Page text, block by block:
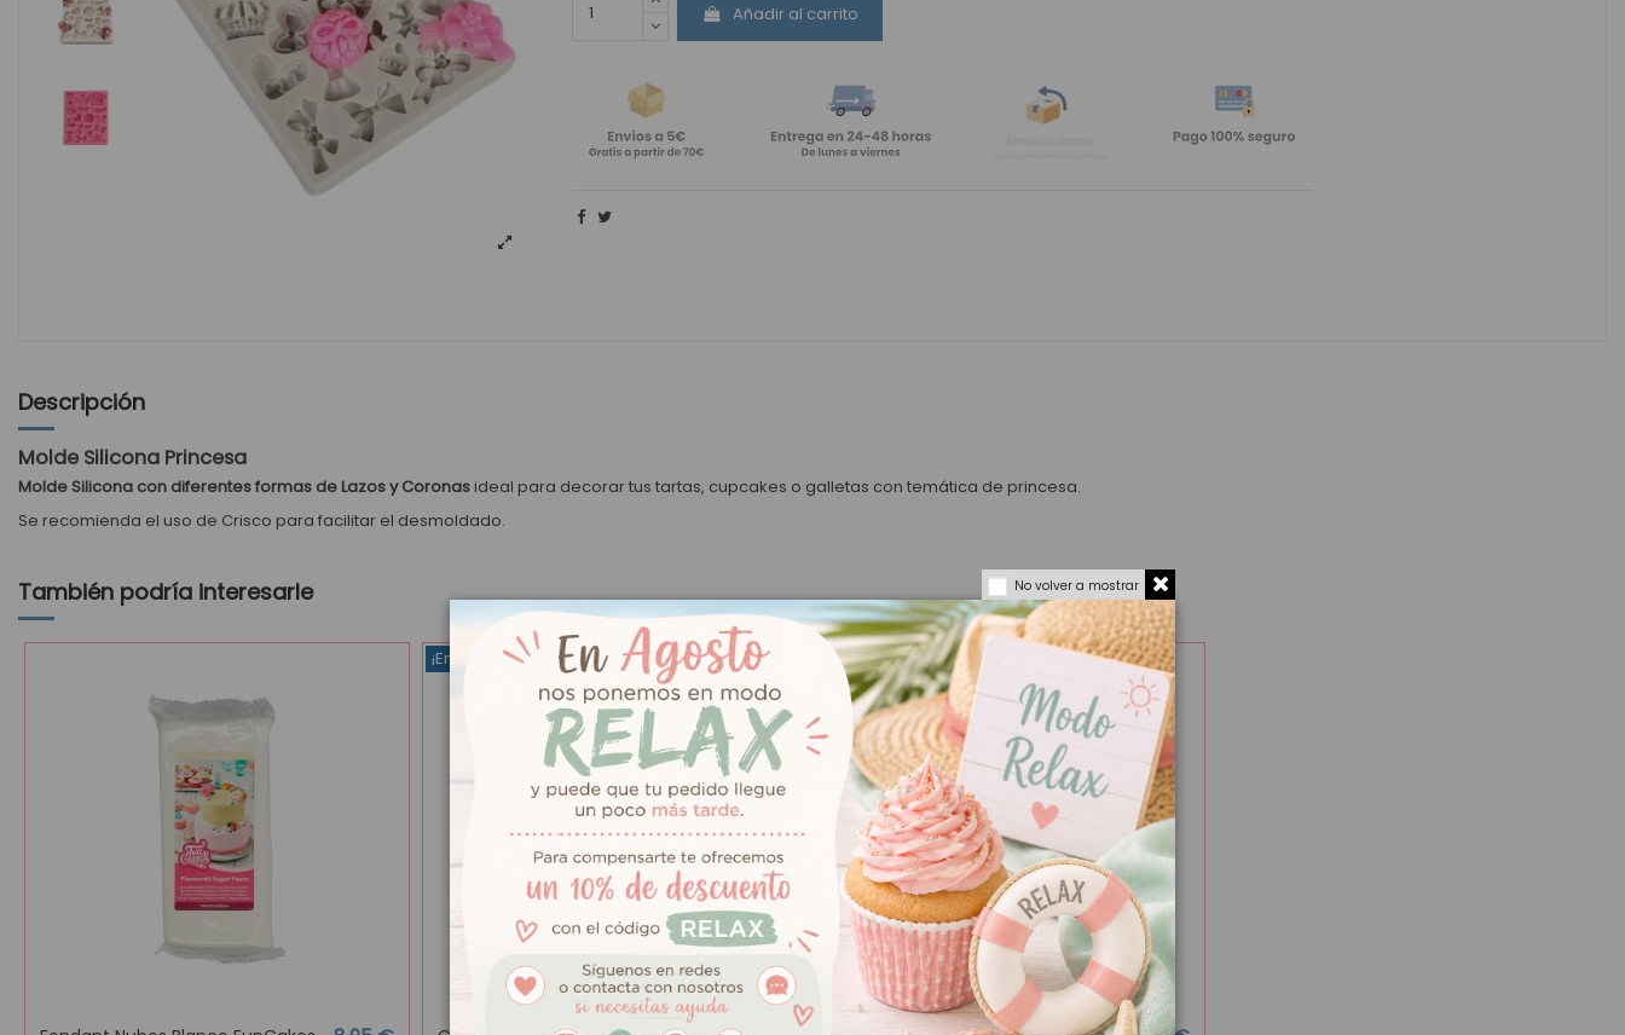
Añadir al carrito
Descripción
Molde Silicona Princesa
Molde Silicona con diferentes formas de Lazos y Coronas ideal para decorar tus tartas, cupcakes o galletas con temática de princesa.
Se recomienda el uso de Crisco para facilitar el desmoldado.
También podría interesarle
¡En oferta!
No volver a mostrar